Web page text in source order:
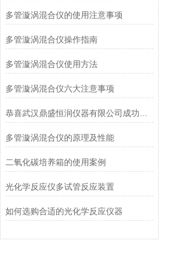
多管漩涡混合仪的使用注意事项
多管漩涡混合仪操作指南
多管漩涡混合仪使用方法
多管漩涡混合仪六大注意事项
多管漩涡混合仪的原理及性能
二氧化碳培养箱的使用案例
光化学反应仪多试管反应装置
如何选购合适的光化学反应仪器